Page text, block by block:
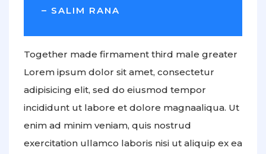
– SALIM RANA
Together made firmament third male greater
Lorem ipsum dolor sit amet, consectetur
adipisicing elit, sed do eiusmod tempor
incididunt ut labore et dolore magnaaliqua. Ut
enim ad minim veniam, quis nostrud
exercitation ullamco laboris nisi ut aliquip ex ea